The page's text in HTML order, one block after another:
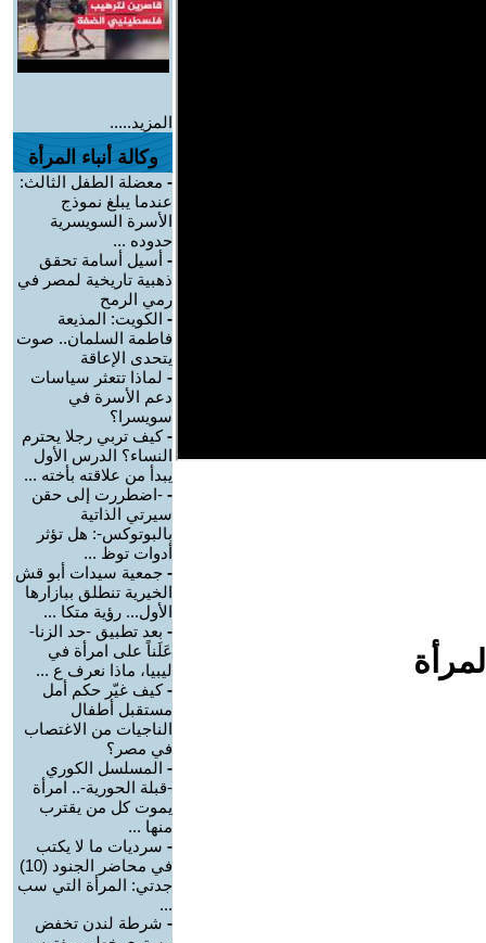
المزيد.....
وكالة أنباء المرأة
- معضلة الطفل الثالث:
عندما يبلغ نموذج
الأسرة السويسرية
حدوده ...
- أسيل أسامة تحقق
ذهبية تاريخية لمصر في
رمي الرمح
- الكويت: المذيعة
فاطمة السلمان.. صوت
يتحدى الإعاقة
- لماذا تتعثر سياسات
دعم الأسرة في
سويسرا؟
-كيف تربي رجلا يحترم
النساء؟ الدرس الأول
يبدأ من علاقته بأخته ...
- -اضطررت إلى حقن
سيرتي الذاتية
بالبوتوكس-: هل تؤثر
أدوات توظ ...
- جمعية سيدات أبو قش
الخيرية تنطلق ببازارها
الأول... رؤية متكا ...
- بعد تطبيق -حد الزنا-
عَلَناً على امرأة في
ليبيا، ماذا نعرف ع ...
-كيف غيّر حكم أمل
مستقبل أطفال
الناجيات من الاغتصاب
في مصر؟
- المسلسل الكوري
-قبلة الحورية-.. امرأة
يموت كل من يقترب
منها ...
- سرديات ما لا يكتب
في محاضر الجنود (10)
جدتي: المرأة التي سب
...
- شرطة لندن تخفض